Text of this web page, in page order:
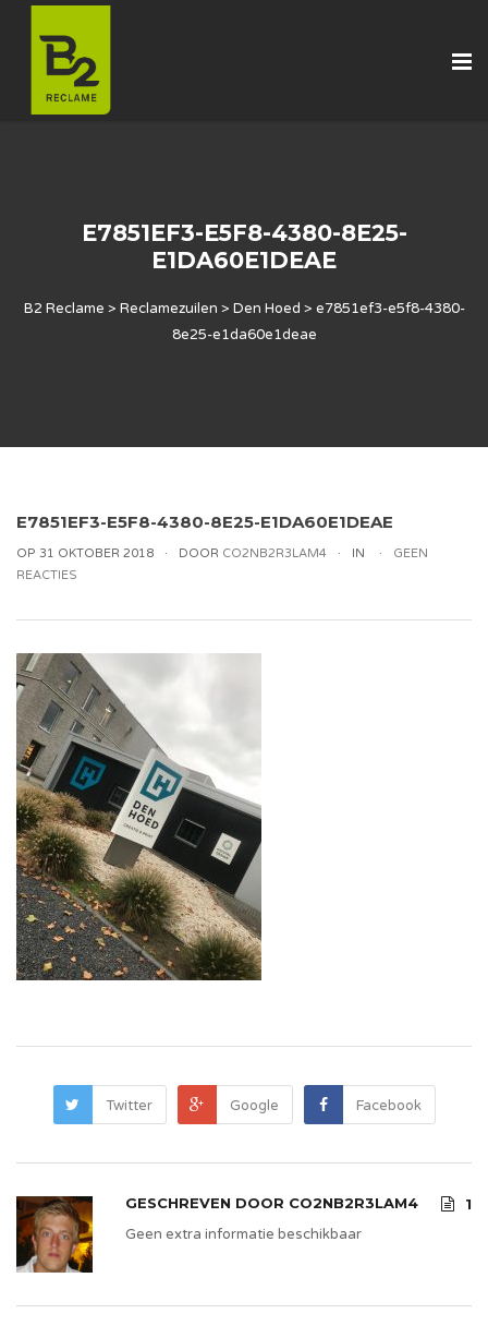
E7851EF3-E5F8-4380-8E25-
E1DA60E1DEAE
B2 Reclame > Reclamezuilen > Den Hoed > e7851ef3-e5f8-4380-
8e25-e1da60e1deae
E7851EF3-E5F8-4380-8E25-E1DA60E1DEAE
OP 31 OKTOBER 2018 DOOR CO2NB2R3LAM4 IN
GEEN
REACTIES
Twitter Google Facebook
GESCHREVEN DOOR CO2NB2R3LAM4
1
Geen extra informatie beschikbaar